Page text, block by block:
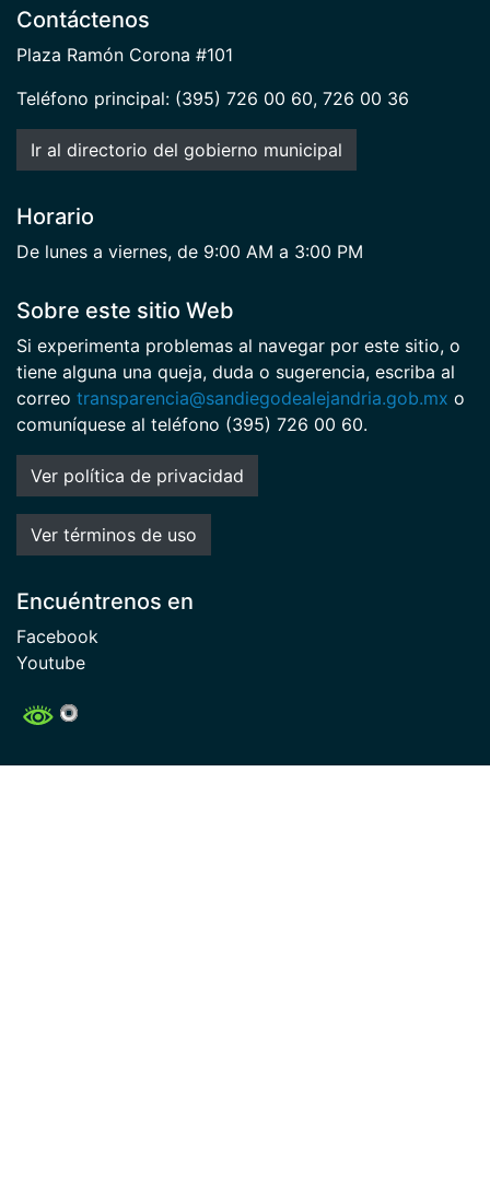
Contáctenos
Plaza Ramón Corona #101
Teléfono principal: (395) 726 00 60, 726 00 36
Ir al directorio del gobierno municipal
Horario
De lunes a viernes, de 9:00 AM a 3:00 PM
Sobre este sitio Web
Si experimenta problemas al navegar por este sitio, o
tiene alguna una queja, duda o sugerencia, escriba al
correo transparencia@sandiegodealejandria.gob.mx o
comuníquese al teléfono (395) 726 00 60.
Ver política de privacidad
Ver términos de uso
Encuéntrenos en
Facebook
Youtube